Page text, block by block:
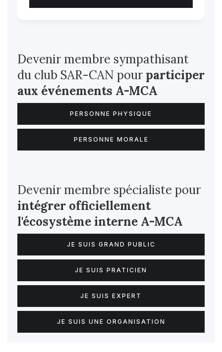
Devenir membre sympathisant
du club SAR-CAN pour participer
aux événements A-MCA
PERSONNE PHYSIQUE
PERSONNE MORALE
Devenir membre spécialiste pour
intégrer officiellement
l'écosystème interne A-MCA
JE SUIS GRAND PUBLIC
JE SUIS PRATICIEN
JE SUIS EXPERT
JE SUIS UNE ORGANISATION